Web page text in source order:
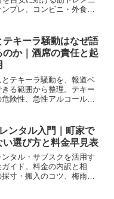
ンプレ、コンビニ・外食の
テキーラ騒動はなぜ語
のか｜酒席の責任と起
テキーラ騒動を、報道ベ
る範囲から整理。テキー
険性、急性アルコール中
わかりやすく解説しま
ンタル入門｜町家で
い選び方と料金早見表
タル・サブスクを活用す
イド。料金の内訳と相
寸・搬入のコツ、梅雨の